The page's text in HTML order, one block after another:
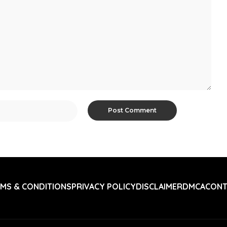
& CONDITIONSPRIVACY POLICYDISCLAIMERDMCA